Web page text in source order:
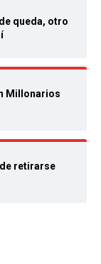
queda, otro
Millonarios
retirarse